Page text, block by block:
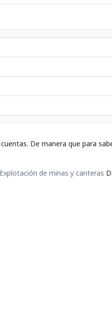
De manera que para
de minas y canteras